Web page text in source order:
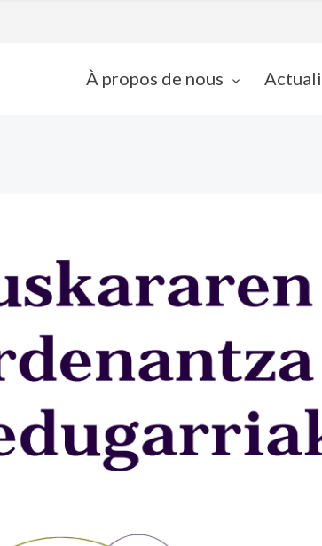
À propos de nous